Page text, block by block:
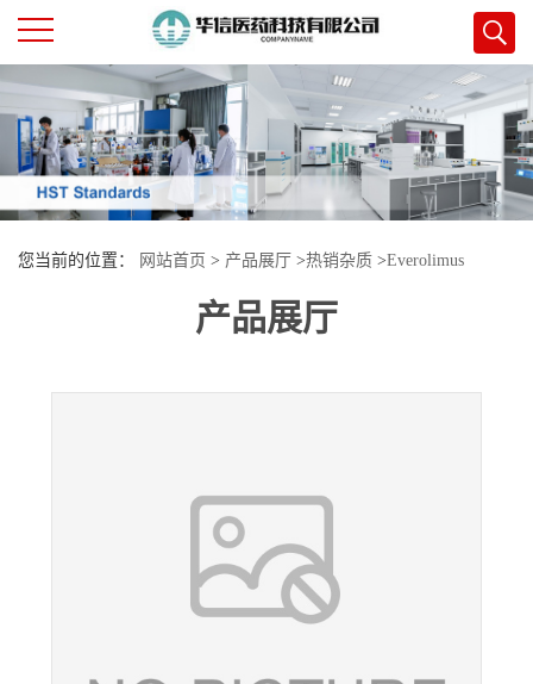
公
司
首
页
司
您当前的位置： 网站首页 > 产品展厅 >热销杂质 >Everolimus
产品展厅